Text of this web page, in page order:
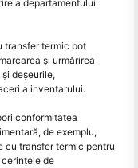
a departamentului
transfer termic pot
și urmărirea
deșeurile,
a inventarului.
conformitatea
de exemplu,
cu transfer termic pentru
de